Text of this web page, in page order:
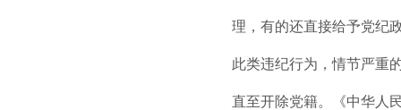
理，有的还直接给予党纪
此类违纪行为，情节严重
直至开除党籍。《中华人